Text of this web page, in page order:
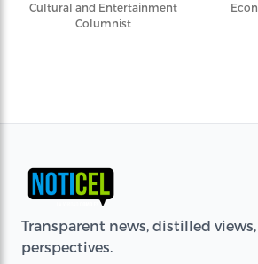
Cultural and Entertainment
Columnist
Transparent news, distilled
perspectives.